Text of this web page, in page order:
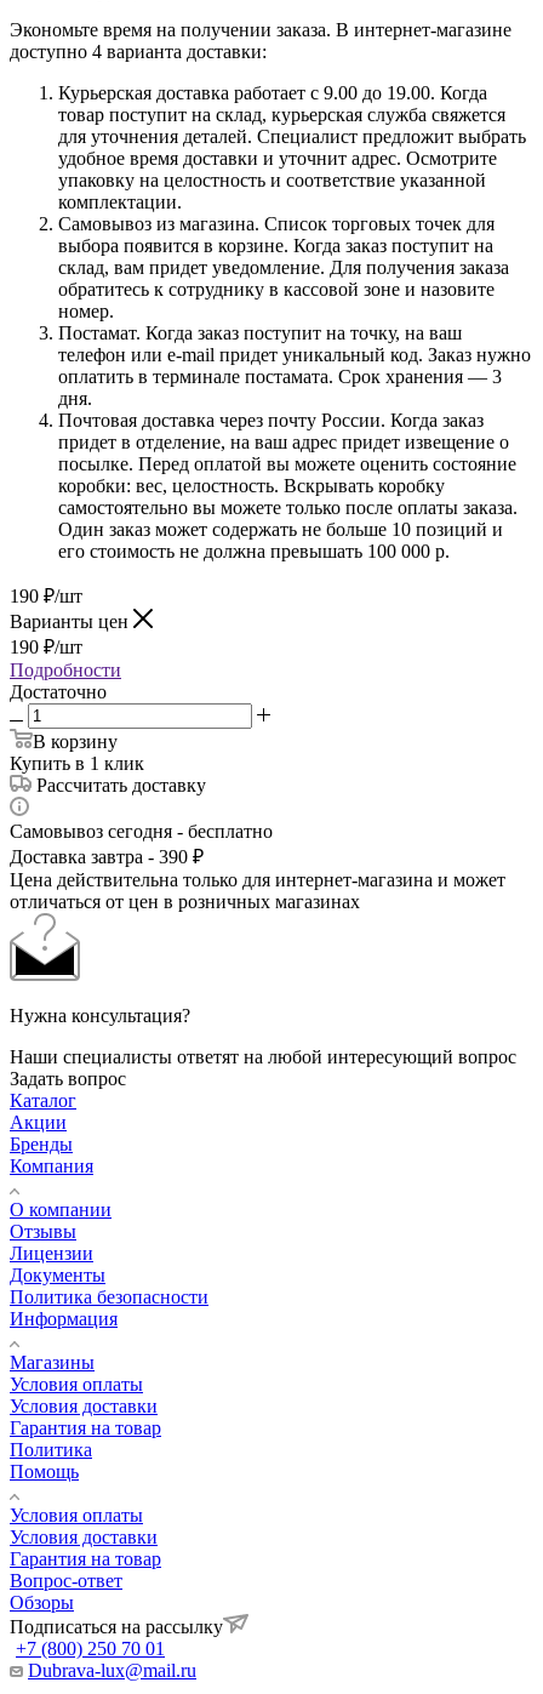
Экономьте время на получении заказа. В интернет-магазине
доступно 4 варианта доставки:
Курьерская доставка работает с 9.00 до 19.00. Когда
товар поступит на склад, курьерская служба свяжется
для уточнения деталей. Специалист предложит выбрать
удобное время доставки и уточнит адрес. Осмотрите
упаковку на целостность и соответствие указанной
комплектации.
Самовывоз из магазина. Список торговых точек для
выбора появится в корзине. Когда заказ поступит на
склад, вам придет уведомление. Для получения заказа
обратитесь к сотруднику в кассовой зоне и назовите
номер.
Постамат. Когда заказ поступит на точку, на ваш
телефон или e-mail придет уникальный код. Заказ нужно
оплатить в терминале постамата. Срок хранения — 3
дня.
Почтовая доставка через почту России. Когда заказ
придет в отделение, на ваш адрес придет извещение о
посылке. Перед оплатой вы можете оценить состояние
коробки: вес, целостность. Вскрывать коробку
самостоятельно вы можете только после оплаты заказа.
Один заказ может содержать не больше 10 позиций и
его стоимость не должна превышать 100 000 р.
190 ₽/шт
Варианты цен
190 ₽/шт
Подробности
Достаточно
В корзину
Купить в 1 клик
Рассчитать доставку
Самовывоз сегодня - бесплатно
Доставка завтра - 390 ₽
Цена действительна только для интернет-магазина и может
отличаться от цен в розничных магазинах
Нужна консультация?
Наши специалисты ответят на любой интересующий вопрос
Задать вопрос
Каталог
Акции
Бренды
Компания
О компании
Отзывы
Лицензии
Документы
Политика безопасности
Информация
Магазины
Условия оплаты
Условия доставки
Гарантия на товар
Политика
Помощь
Условия оплаты
Условия доставки
Гарантия на товар
Вопрос-ответ
Обзоры
Подписаться на рассылку
+7 (800) 250 70 01
Dubrava-lux@mail.ru